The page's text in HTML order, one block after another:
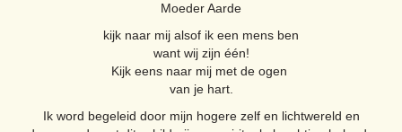
Moeder Aarde
kijk naar mij alsof ik een mens ben
want wij zijn één!
Kijk eens naar mij met de ogen
van je hart.
Ik word begeleid door mijn hogere zelf en lichtwereld en